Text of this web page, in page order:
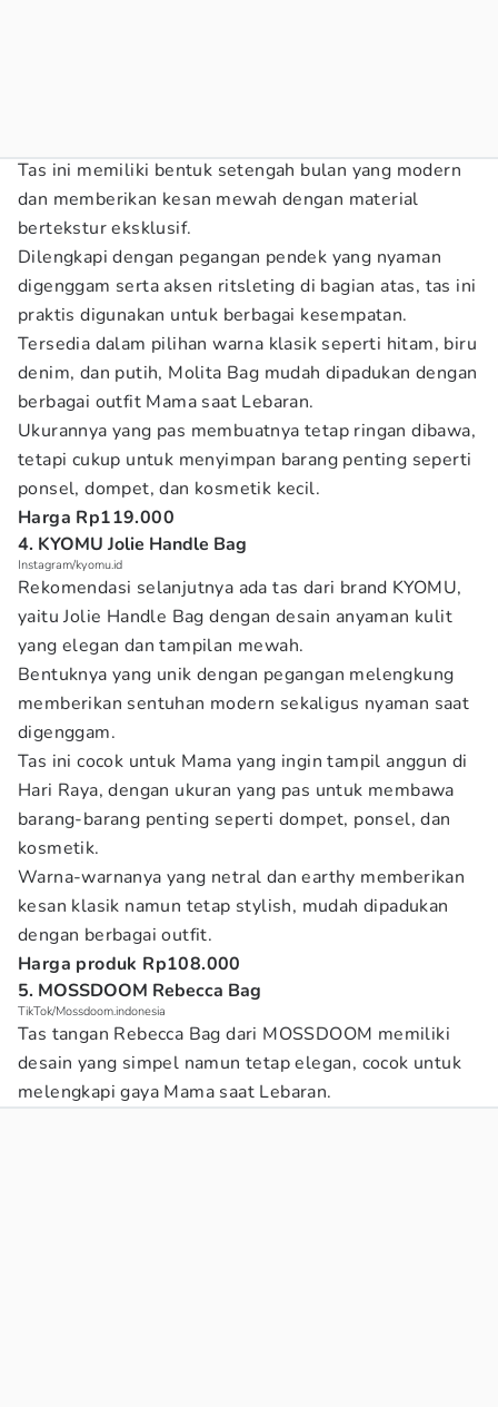
Tas ini memiliki bentuk setengah bulan yang modern
dan memberikan kesan mewah dengan material
bertekstur eksklusif.
Dilengkapi dengan pegangan pendek yang nyaman
digenggam serta aksen ritsleting di bagian atas, tas ini
praktis digunakan untuk berbagai kesempatan.
Tersedia dalam pilihan warna klasik seperti hitam, biru
denim, dan putih, Molita Bag mudah dipadukan dengan
berbagai outfit Mama saat Lebaran.
Ukurannya yang pas membuatnya tetap ringan dibawa,
tetapi cukup untuk menyimpan barang penting seperti
ponsel, dompet, dan kosmetik kecil.
Harga Rp119.000
4. KYOMU Jolie Handle Bag
Instagram/kyomu.id
Rekomendasi selanjutnya ada tas dari brand KYOMU,
yaitu Jolie Handle Bag dengan desain anyaman kulit
yang elegan dan tampilan mewah.
Bentuknya yang unik dengan pegangan melengkung
memberikan sentuhan modern sekaligus nyaman saat
digenggam.
Tas ini cocok untuk Mama yang ingin tampil anggun di
Hari Raya, dengan ukuran yang pas untuk membawa
barang-barang penting seperti dompet, ponsel, dan
kosmetik.
Warna-warnanya yang netral dan earthy memberikan
kesan klasik namun tetap stylish, mudah dipadukan
dengan berbagai outfit.
Harga produk Rp108.000
5. MOSSDOOM Rebecca Bag
TikTok/Mossdoom.indonesia
Tas tangan Rebecca Bag dari MOSSDOOM memiliki
desain yang simpel namun tetap elegan, cocok untuk
melengkapi gaya Mama saat Lebaran.